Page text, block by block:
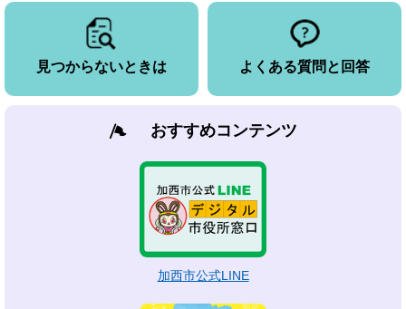
見つからないときは よくある質問と回答
おすすめコンテンツ
加西市公式LINE